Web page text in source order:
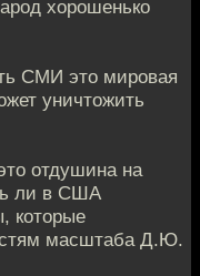
хорошенько
СМИ это мировая
уничтожить
отдушина на
ли в США
которые
масштаба Д.Ю.